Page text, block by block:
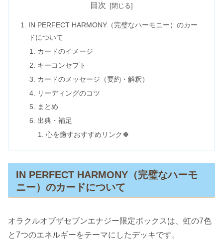
目次
IN PERFECT HARMONY（完璧なハーモニー）のカー
ドについて
カードのイメージ
キーコンセプト
カードのメッセージ（要約・解釈）
リーディングのコツ
まとめ
出典・補足
心を癒すおすすめリンク🍀
IN PERFECT HARMONY（完璧なハーモ
ニー）のカードについて
オラクルオブザセブンエナジー限定ボックスは、虹の7色
と7つのエネルギーをテーマにしたデッキです。